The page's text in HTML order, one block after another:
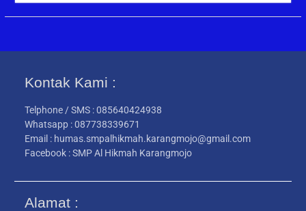
Kontak Kami :
Telphone / SMS : 085640424938
Whatsapp : 087738339671
Email : humas.smpalhikmah.karangmojo@gmail.com
Facebook : SMP Al Hikmah Karangmojo
Alamat :